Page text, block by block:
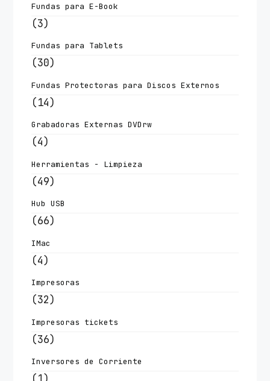
Fundas para E-Book
(3)
Fundas para Tablets
(30)
Fundas Protectoras para Discos Externos
(14)
Grabadoras Externas DVDrw
(4)
Herramientas - Limpieza
(49)
Hub USB
(66)
IMac
(4)
Impresoras
(32)
Impresoras tickets
(36)
Inversores de Corriente